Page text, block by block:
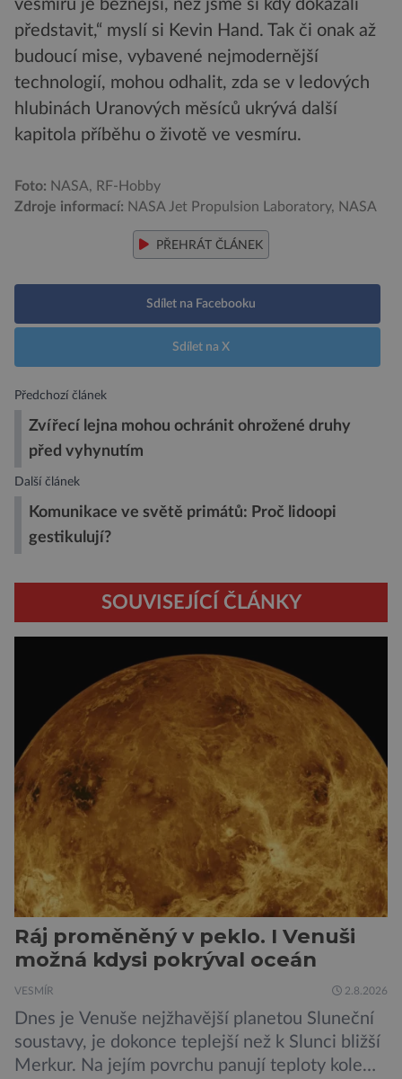
vesmíru je běžnější, než jsme si kdy dokázali
představit,“ myslí si Kevin Hand. Tak či onak až
budoucí mise, vybavené nejmodernější
technologií, mohou odhalit, zda se v ledových
hlubinách Uranových měsíců ukrývá další
kapitola příběhu o životě ve vesmíru.
Foto: NASA, RF-Hobby
Zdroje informací: NASA Jet Propulsion Laboratory, NASA
PŘEHRÁT ČLÁNEK
Sdílet na Facebooku
Sdílet na X
Předchozí článek
Zvířecí lejna mohou ochránit ohrožené druhy
před vyhynutím
Další článek
Komunikace ve světě primátů: Proč lidoopi
gestikulují?
SOUVISEJÍCÍ ČLÁNKY
Ráj proměněný v peklo. I Venuši
možná kdysi pokrýval oceán
VESMÍR 2.8.2026
Dnes je Venuše nejžhavější planetou Sluneční
soustavy, je dokonce teplejší než k Slunci bližší
Merkur. Na jejím povrchu panují teploty kolem